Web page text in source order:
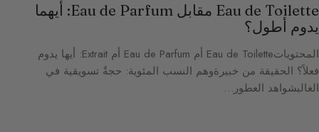
Eau de Toilette مقابل Eau de Parfum: أيهما
يدوم أطول؟
المحتوياتEau de Toilette أم Eau de Parfum أم Extrait: أيها يدوم
فعلاً؟ الحقيقة من خبيرةوهم النسب المئوية: حجةٌ تسويقية في
الغالبشواهد العطور…